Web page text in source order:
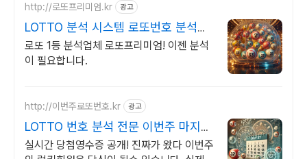
http://로또프리미엄.kr 광고
LOTTO 분석 시스템 로또번호 분석업
체
로또 1등 분석업체 로또프리미엄! 이젠 분석
이 필요합니다.
http://이번주로또번호.kr 광고
LOTTO 번호 분석 전문 이번주 마지막
기회!
실시간 당첨영수증 공개! 진짜가 왔다 이번주